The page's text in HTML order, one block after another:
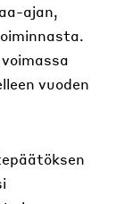
ajan,
vuoden